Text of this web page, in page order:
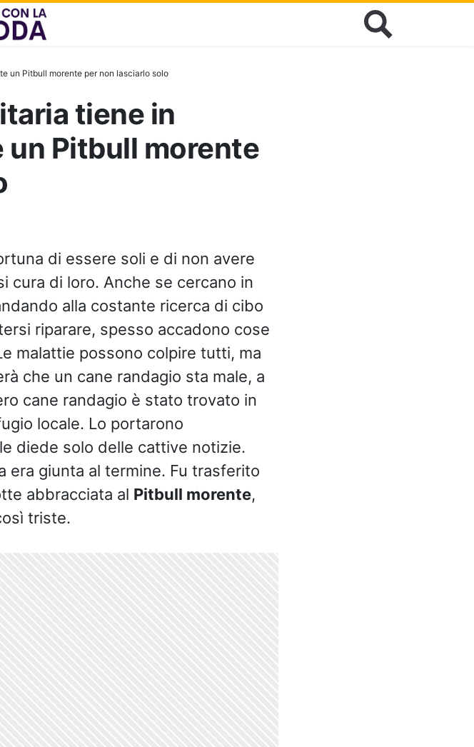
un Pitbull morente per non lasciarlo solo
tiene in
Pitbull morente
di essere soli e di non avere
cura di loro. Anche se cercano in
alla costante ricerca di cibo
riparare, spesso accadono cose
malattie possono colpire tutti, ma
che un cane randagio sta male, a
cane randagio è stato trovato in
locale. Lo portarono
diede solo delle cattive notizie.
era giunta al termine. Fu trasferito
abbracciata al Pitbull morente,
triste.